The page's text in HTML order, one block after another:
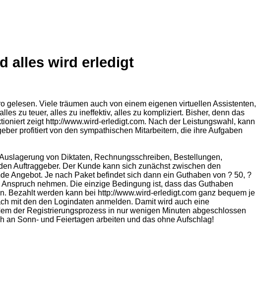
alles wird erledigt
gelesen. Viele träumen auch von einem eigenen virtuellen Assistenten,
zu teuer, alles zu ineffektiv, alles zu kompliziert. Bisher, denn das
zeigt http://www.wird-erledigt.com. Nach der Leistungswahl, kann
profitiert von den sympathischen Mitarbeitern, die ihre Aufgaben
von Diktaten, Rechnungsschreiben, Bestellungen,
Auftraggeber. Der Kunde kann sich zunächst zwischen den
Angebot. Je nach Paket befindet sich dann ein Guthaben von ? 50, ?
nehmen. Die einzige Bedingung ist, dass das Guthaben
Bezahlt werden kann bei http://www.wird-erledigt.com ganz bequem je
mit den den Logindaten anmelden. Damit wird auch eine
der Registrierungsprozess in nur wenigen Minuten abgeschlossen
an Sonn- und Feiertagen arbeiten und das ohne Aufschlag!